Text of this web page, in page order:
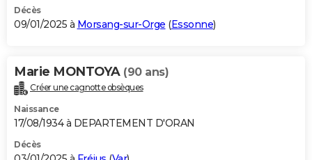
Décès
09/01/2025 à Morsang-sur-Orge (Essonne)
Marie MONTOYA (90 ans)
Créer une cagnotte obsèques
Naissance
17/08/1934 à DEPARTEMENT D'ORAN
Décès